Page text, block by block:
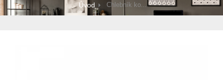
Úvod Chlebník ko...